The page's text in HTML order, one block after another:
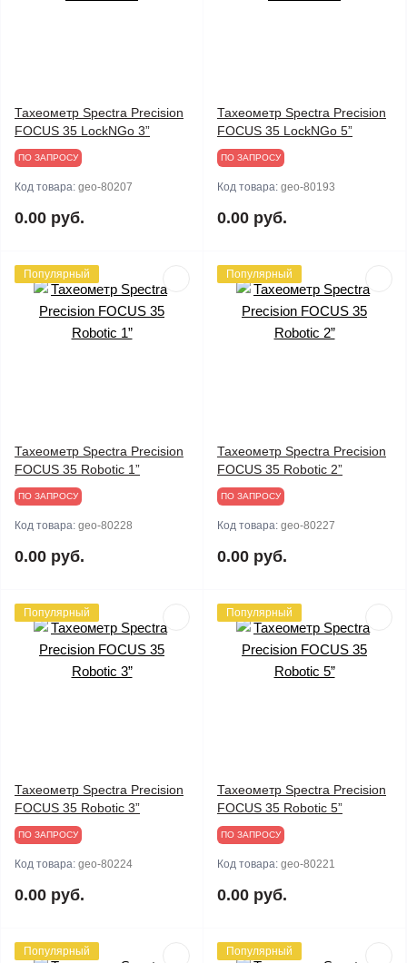
Тахеометр Spectra Precision
FOCUS 35 LockNGo 3”
ПО ЗАПРОСУ
Код товара: geo-80207
0.00 руб.
Тахеометр Spectra Precision
FOCUS 35 LockNGo 5”
ПО ЗАПРОСУ
Код товара: geo-80193
0.00 руб.
Популярный
Тахеометр Spectra Precision
FOCUS 35 Robotic 1”
ПО ЗАПРОСУ
Код товара: geo-80228
0.00 руб.
Популярный
Тахеометр Spectra Precision
FOCUS 35 Robotic 2”
ПО ЗАПРОСУ
Код товара: geo-80227
0.00 руб.
Популярный
Тахеометр Spectra Precision
FOCUS 35 Robotic 3”
ПО ЗАПРОСУ
Код товара: geo-80224
0.00 руб.
Популярный
Тахеометр Spectra Precision
FOCUS 35 Robotic 5”
ПО ЗАПРОСУ
Код товара: geo-80221
0.00 руб.
Популярный Популярный